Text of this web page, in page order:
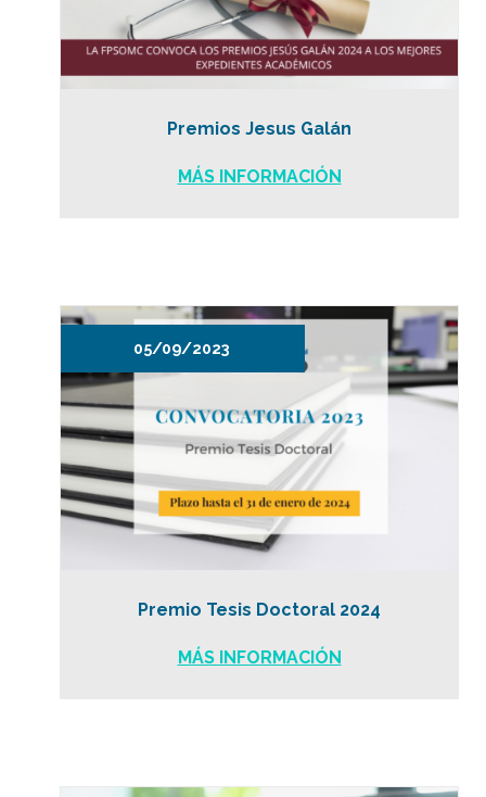
Premios Jesus Galán
MÁS INFORMACIÓN
05/09/2023
Premio Tesis Doctoral 2024
MÁS INFORMACIÓN